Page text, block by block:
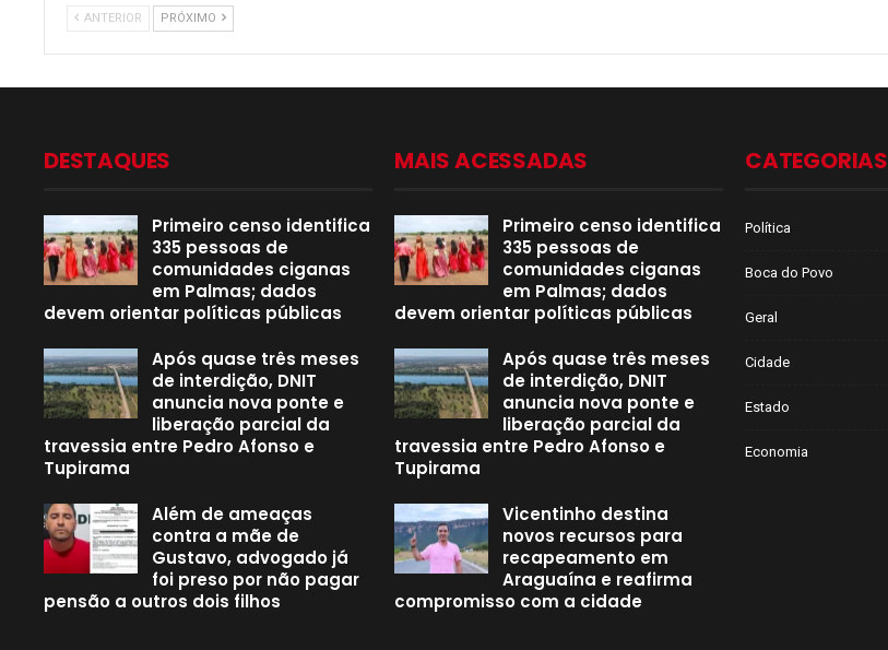
ANTERIOR PRÓXIMO
DESTAQUES
Primeiro censo identifica
335 pessoas de
comunidades ciganas
em Palmas; dados
devem orientar políticas públicas
Após quase três meses
de interdição, DNIT
anuncia nova ponte e
liberação parcial da
travessia entre Pedro Afonso e
Tupirama
Além de ameaças
contra a mãe de
Gustavo, advogado já
foi preso por não pagar
pensão a outros dois filhos
MAIS ACESSADAS
Primeiro censo identifica
335 pessoas de
comunidades ciganas
em Palmas; dados
devem orientar políticas públicas
Após quase três meses
de interdição, DNIT
anuncia nova ponte e
liberação parcial da
travessia entre Pedro Afonso e
Tupirama
Vicentinho destina
novos recursos para
recapeamento em
Araguaína e reafirma
compromisso com a cidade
CATEGORIAS
Política
Boca do Povo
Geral
Cidade
Estado
Economia